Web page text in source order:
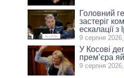
Головний
застеріг
ескалації з
9 серпня
У Косові
прем’єра
9 серпня